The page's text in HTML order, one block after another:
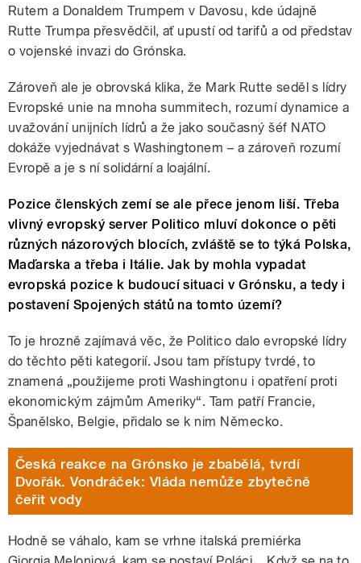
Rutem a Donaldem Trumpem v Davosu, kde údajně
Rutte Trumpa přesvědčil, ať upustí od tarifů a od představ
o vojenské invazi do Grónska.
Zároveň ale je obrovská klika, že Mark Rutte seděl s lídry
Evropské unie na mnoha summitech, rozumí dynamice a
uvažování unijních lídrů a že jako současný šéf NATO
dokáže vyjednávat s Washingtonem – a zároveň rozumí
Evropě a je s ní solidární a loajální.
Pozice členských zemí se ale přece jenom liší. Třeba
vlivný evropský server Politico mluví dokonce o pěti
různých názorových blocích, zvláště se to týká Polska,
Maďarska a třeba i Itálie. Jak by mohla vypadat
evropská pozice k budoucí situaci v Grónsku, a tedy i
postavení Spojených států na tomto území?
To je hrozně zajímavá věc, že Politico dalo evropské lídry
do těchto pěti kategorií. Jsou tam přístupy tvrdé, to
znamená „použijeme proti Washingtonu i opatření proti
ekonomickým zájmům Ameriky“. Tam patří Francie,
Španělsko, Belgie, přidalo se k nim Německo.
Česká reakce na Grónsko je zbabělá, tvrdí
Dvořák. Vondráček: Vláda nemůže zbytečně
čeřit vody
Hodně se váhalo, kam se vrhne italská premiérka